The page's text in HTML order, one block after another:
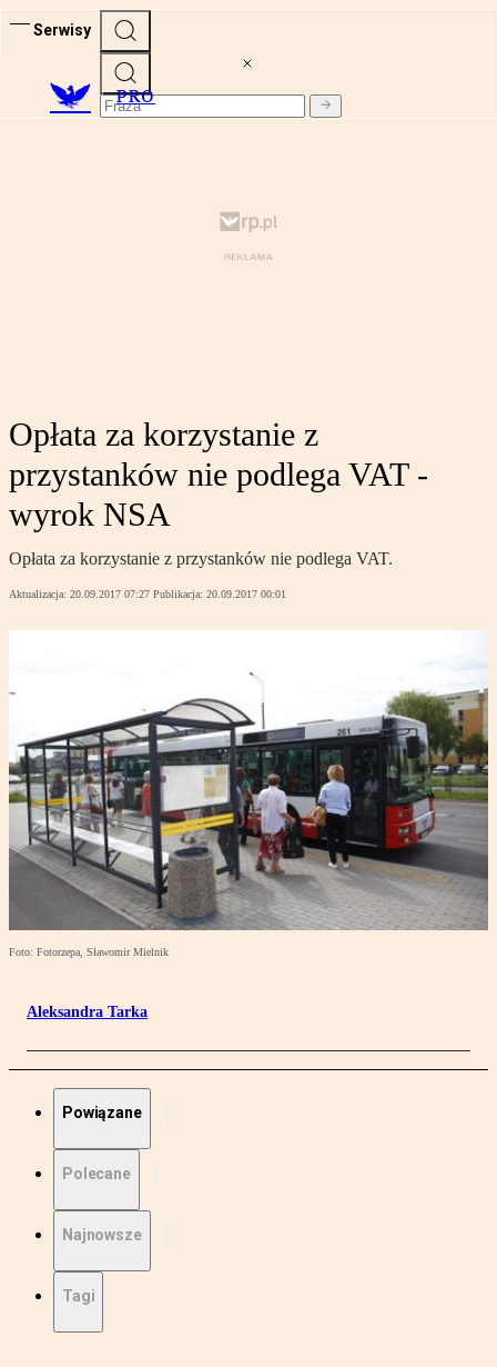
Serwisy
PRO
Opłata za korzystanie z
przystanków nie podlega VAT -
wyrok NSA
Opłata za korzystanie z przystanków nie podlega VAT.
Aktualizacja: 20.09.2017 07:27 Publikacja: 20.09.2017 00:01
Foto: Fotorzepa, Sławomir Mielnik
Aleksandra Tarka
Powiązane
Polecane
Najnowsze
Tagi